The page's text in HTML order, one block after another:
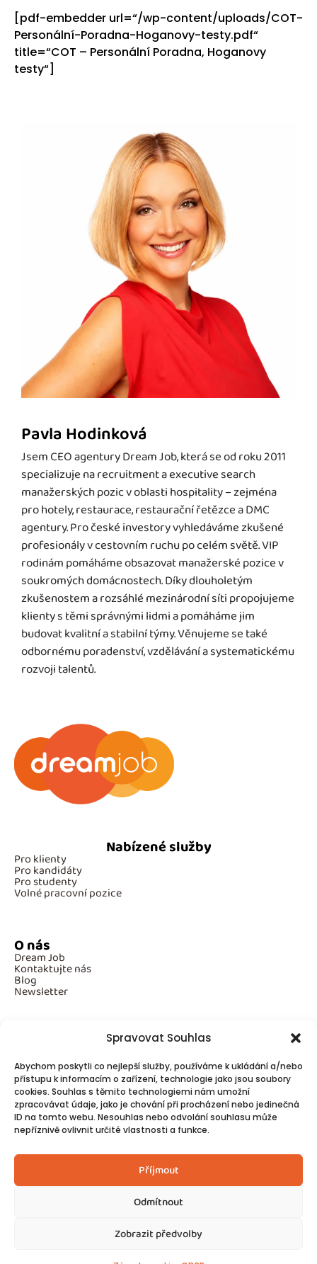
Spravovat Souhlas
Abychom poskytli co nejlepší služby, používáme k ukládání a/nebo
přístupu k informacím o zařízení, technologie jako jsou soubory
cookies. Souhlas s těmito technologiemi nám umožní
zpracovávat údaje, jako je chování při procházení nebo jedinečná
ID na tomto webu. Nesouhlas nebo odvolání souhlasu může
nepříznivě ovlivnit určité vlastnosti a funkce.
Příjmout
Odmítnout
Zobrazit předvolby
[pdf-embedder url=“/wp-content/uploads/COT-
Personální-Poradna-Hoganovy-testy.pdf“
title=“COT – Personální Poradna, Hoganovy
testy“]
Pavla Hodinková
Jsem CEO agentury Dream Job, která se od roku 2011
specializuje na recruitment a executive search
manažerských pozic v oblasti hospitality – zejména
pro hotely, restaurace, restaurační řetězce a DMC
agentury. Pro české investory vyhledáváme zkušené
profesionály v cestovním ruchu po celém světě. VIP
rodinám pomáháme obsazovat manažerské pozice v
soukromých domácnostech. Díky dlouholetým
zkušenostem a rozsáhlé mezinárodní síti propojujeme
klienty s těmi správnými lidmi a pomáháme jim
budovat kvalitní a stabilní týmy. Věnujeme se také
odbornému poradenství, vzdělávání a systematickému
rozvoji talentů.
Nabízené služby
Pro klienty
Pro kandidáty
Pro studenty
Volné pracovní pozice
O nás
Dream Job
Kontaktujte nás
Blog
Newsletter
Povinné informace
GDPR
Cookies
Spojte se s námi!